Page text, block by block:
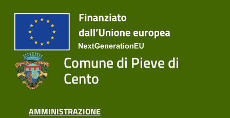
Comune di Pieve di
Cento
AMMINISTRAZIONE